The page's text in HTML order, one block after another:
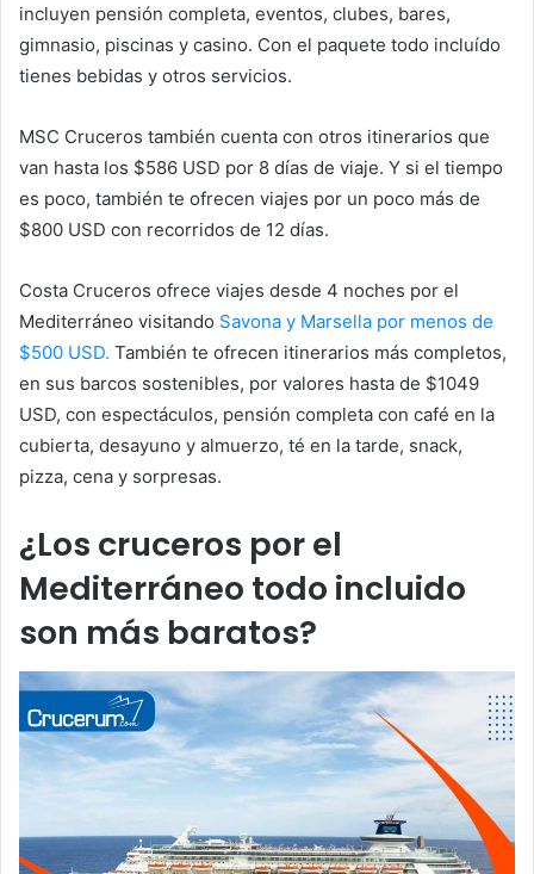
incluyen pensión completa, eventos, clubes, bares,
gimnasio, piscinas y casino. Con el paquete todo incluído
tienes bebidas y otros servicios.
MSC Cruceros también cuenta con otros itinerarios que
van hasta los $586 USD por 8 días de viaje. Y si el tiempo
es poco, también te ofrecen viajes por un poco más de
$800 USD con recorridos de 12 días.
Costa Cruceros ofrece viajes desde 4 noches por el
Mediterráneo visitando Savona y Marsella por menos de
$500 USD. También te ofrecen itinerarios más completos,
en sus barcos sostenibles, por valores hasta de $1049
USD, con espectáculos, pensión completa con café en la
cubierta, desayuno y almuerzo, té en la tarde, snack,
pizza, cena y sorpresas.
¿Los cruceros por el
Mediterráneo todo incluido
son más baratos?